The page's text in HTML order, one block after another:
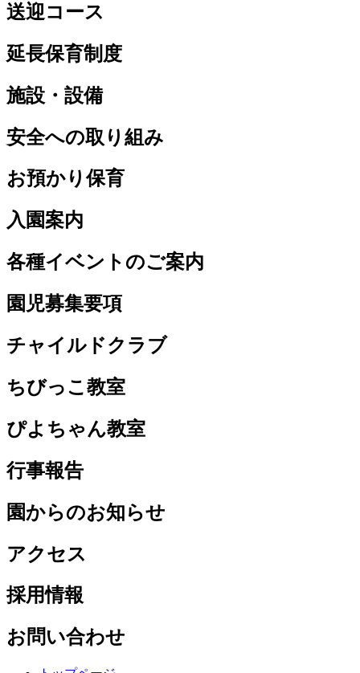
送迎コース
延長保育制度
施設・設備
安全への取り組み
お預かり保育
入園案内
各種イベントのご案内
園児募集要項
チャイルドクラブ
ちびっこ教室
ぴよちゃん教室
行事報告
園からのお知らせ
アクセス
採用情報
お問い合わせ